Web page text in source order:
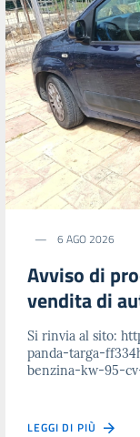
6 AGO 2026
Avviso di
vendita di
Si rinvia al sito:
panda-targa-
benzina-kw-95-
LEGGI DI PIÙ